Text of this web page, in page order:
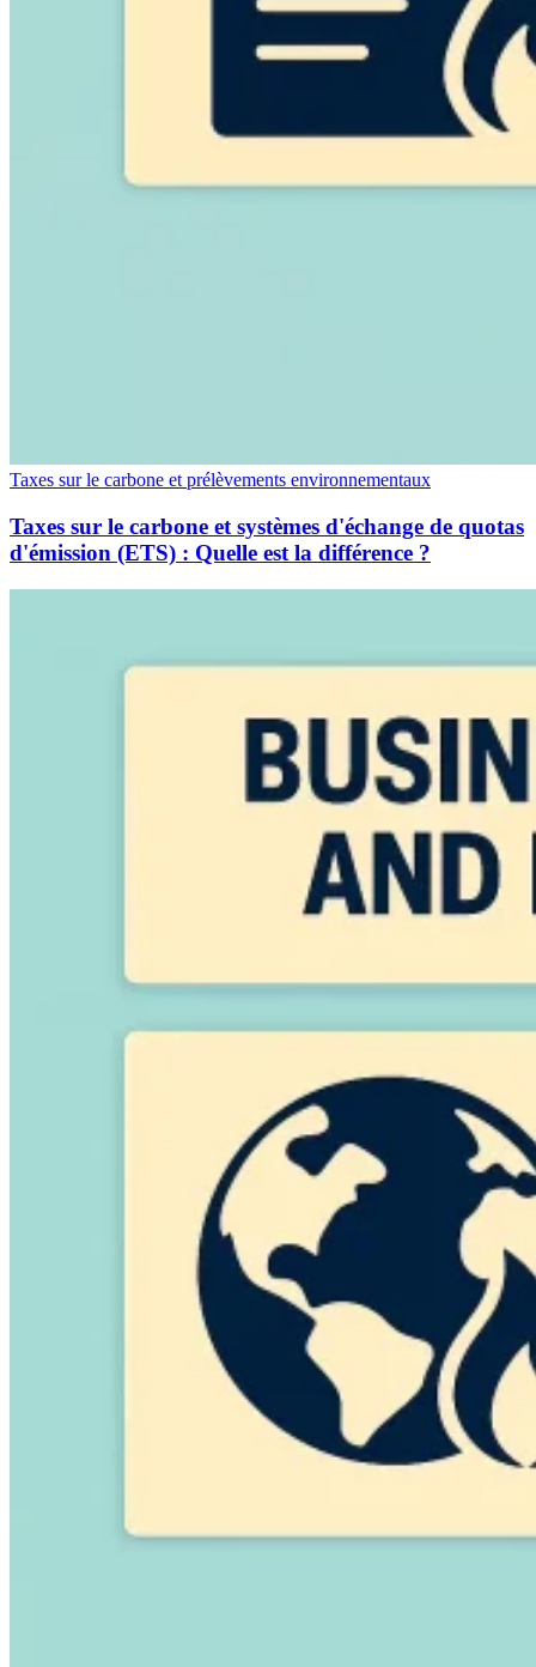
Taxes sur le carbone et prélèvements environnementaux
Taxes sur le carbone et systèmes d'échange de quotas
d'émission (ETS) : Quelle est la différence ?